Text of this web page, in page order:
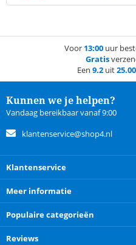
Voor 13:00uur
Gratis
Een 9.2 uit
Kunnen we je helpen?
Vandaag bereikbaar vanaf 9:00
klantenservice@shop4.nl
Klantenservice
Meer informatie
Populaire categorieën
Reviews